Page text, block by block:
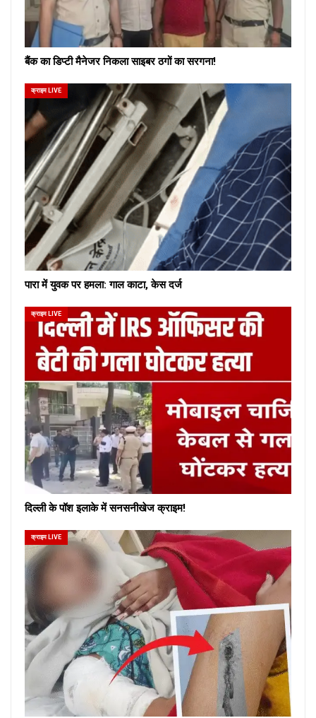
बैंक का डिप्टी मैनेजर निकला साइबर ठगों का सरगना!
क्राइम LIVE
पारा में युवक पर हमला: गाल काटा, केस दर्ज
क्राइम LIVE
दिल्ली के पॉश इलाके में सनसनीखेज क्राइम!
क्राइम LIVE